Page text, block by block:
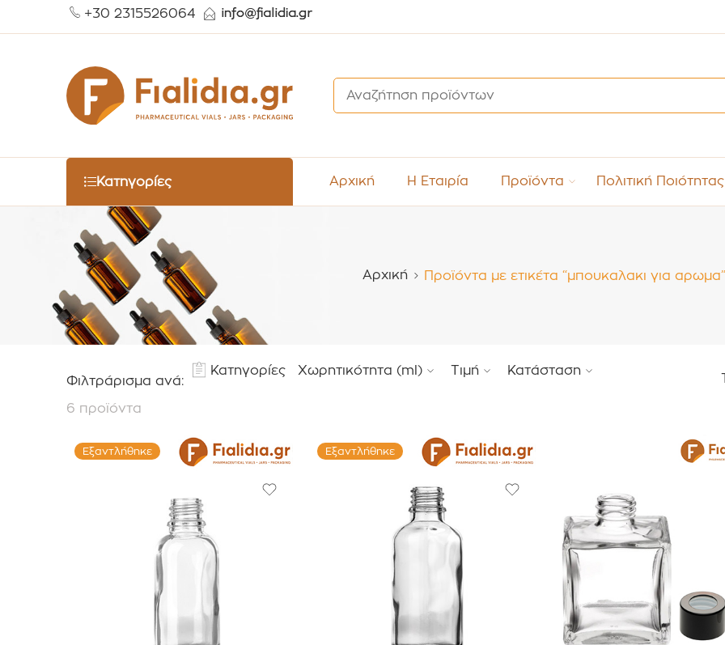
+30 2315526064
Κατηγορίες Αρχική Η Εταιρία Προϊόντα Πολιτική Ποιότητας
Αρχική Προϊόντα με ετικέτα “μπουκαλακι για αρωμα”
Φιλτράρισμα ανά:
Κατηγορίες Χωρητικότητα (ml) Τιμή Κατάσταση
6 προϊόντα
Εξαντλήθηκε Εξαντλήθηκε